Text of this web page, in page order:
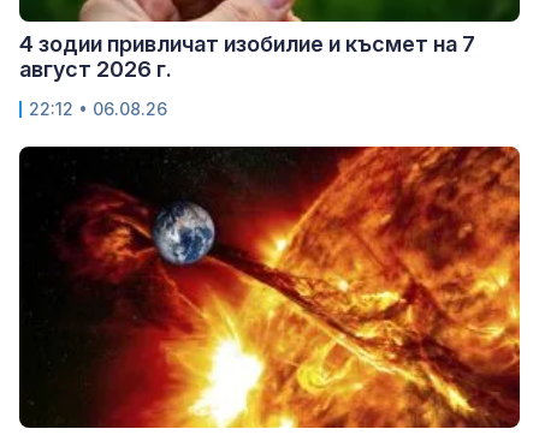
4 зодии привличат изобилие и късмет на 7
август 2026 г.
22:12 • 06.08.26